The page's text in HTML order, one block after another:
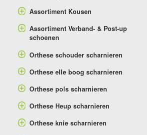
Assortiment Kousen
Assortiment Verband- & Post-up
schoenen
Orthese schouder scharnieren
Orthese elle boog scharnieren
Orthese pols scharnieren
Orthese Heup scharnieren
Orthese knie scharnieren